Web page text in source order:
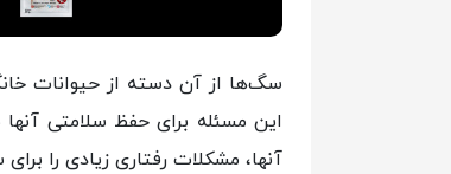
سگ‌ها از آن دسته از حیوانات
این مسئله برای حفظ سلامتی آنها
آنها، مشکلات رفتاری زیادی را